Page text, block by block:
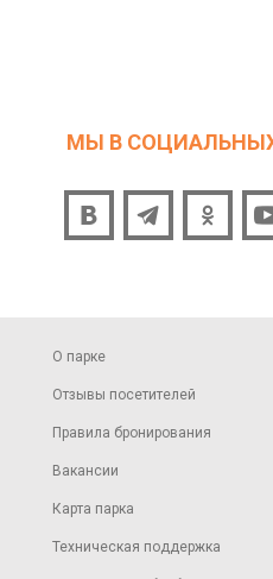
МЫ В
О парке
Отзывы посетителей
Правила бронирования
Вакансии
Карта парка
Техническая поддержка